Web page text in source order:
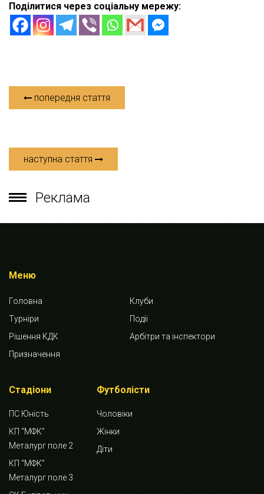
Поділитися через соціальну мережу:
попередня стаття
наступна стаття
Реклама
Меню
Головна
Клуби
Турніри
Події
Рішення КДК
Арбітри та інспектори
Призначення
Стадіони
ПС Юність
КП “МФК”
Металург поле 2
КП “МФК”
Металург поле 3
Футболісти
Чоловіки
Жінки
Діти